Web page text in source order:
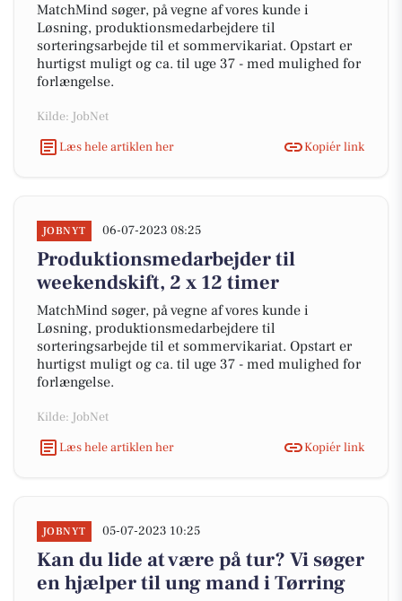
MatchMind søger, på vegne af vores kunde i
Løsning, produktionsmedarbejdere til
sorteringsarbejde til et sommervikariat. Opstart er
hurtigst muligt og ca. til uge 37 - med mulighed for
forlængelse.
Kilde: JobNet
Læs hele artiklen her
Kopiér link
JOBNYT 06-07-2023 08:25
Produktionsmedarbejder til
weekendskift, 2 x 12 timer
MatchMind søger, på vegne af vores kunde i
Løsning, produktionsmedarbejdere til
sorteringsarbejde til et sommervikariat. Opstart er
hurtigst muligt og ca. til uge 37 - med mulighed for
forlængelse.
Kilde: JobNet
Læs hele artiklen her
Kopiér link
JOBNYT 05-07-2023 10:25
Kan du lide at være på tur? Vi søger
en hjælper til ung mand i Tørring